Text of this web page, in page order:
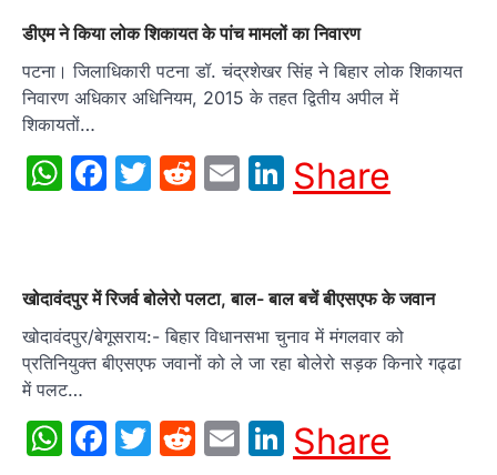
डीएम ने किया लोक शिकायत के पांच मामलों का निवारण
पटना। जिलाधिकारी पटना डॉ. चंद्रशेखर सिंह ने बिहार लोक शिकायत
निवारण अधिकार अधिनियम, 2015 के तहत द्वितीय अपील में
शिकायतों…
WhatsApp
Facebook
Twitter
Reddit
EmailLinkedIn
Share
खोदावंदपुर में रिजर्व बोलेरो पलटा, बाल- बाल बचें बीएसएफ के जवान
खोदावंदपुर/बेगूसराय:- बिहार विधानसभा चुनाव में मंगलवार को
प्रतिनियुक्त बीएसएफ जवानों को ले जा रहा बोलेरो सड़क किनारे गढ्ढा
में पलट…
WhatsApp
Facebook
Twitter
Reddit
EmailLinkedIn
Share